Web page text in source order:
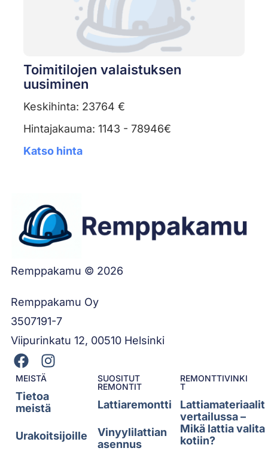
Toimitilojen valaistuksen
uusiminen
Keskihinta: 23764 €
Hintajakauma: 1143 - 78946€
Katso hinta
Remppakamu © 2026
Remppakamu Oy
3507191-7
Viipurinkatu 12, 00510 Helsinki
MEISTÄ
Tietoa
meistä
Urakoitsijoille
SUOSITUT
REMONTIT
Lattiaremontti
Vinyylilattian
asennus
REMONTTIVINKI
T
Lattiamateriaalit
vertailussa –
Mikä lattia valita
kotiin?